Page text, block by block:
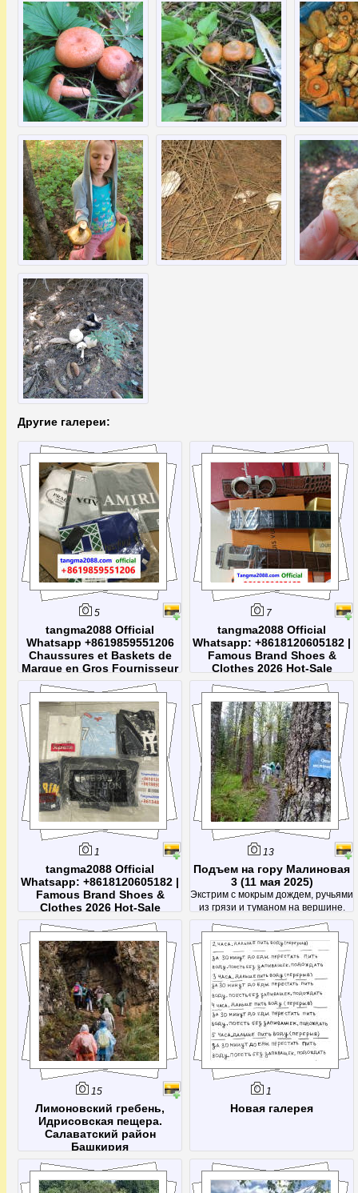
Другие галереи:
5
tangma2088 Official
Whatsapp +8619859551206
Chaussures et Baskets de
Marque en Gros Fournisseur
Chine Dropshipping Prix de
Gros 2026
tangma2088 Official Whatsapp:
+8619859551206. Visitez
tangma2088.com, la plateforme
officielle de vente en gros et
dropshipping pour la mode
internationale. Spécialisés dans les
accessoires de marque (ceintures,
montres de luxe, lunettes de soleil),
nous
7
tangma2088 Official
Whatsapp: +8618120605182 |
Famous Brand Shoes &
Clothes 2026 Hot-Sale
Collection | Direct Factory
Wholesale Price
1
tangma2088 Official
Whatsapp: +8618120605182 |
Famous Brand Shoes &
Clothes 2026 Hot-Sale
Collection | Direct Factory
Wholesale Price
Contact tangma2088.com Official
WhatsApp & VIP Support 2026 The
fastest way to reach
tangma2088.com wholesale support
is via WhatsApp: +8618120605182.
Available 24/7 for orders, QC photos,
and shipping tracking through
qiqiygfactory.com. What is th
13
Подъем на гору Малиновая
3 (11 мая 2025)
Экстрим с мокрым дождем, ручьями
из грязи и туманом на вершине.
После этой поездки было решено
посетить Малиновую еще раз -
чтоб кроме тумана увидеть
красоты с вершины)
15
Лимоновский гребень,
Идрисовская пещера.
Салаватский район
Башкирия
однодневный тур Уфа-Идрисово-
Уфа 27 июля 2025
1
Новая галерея